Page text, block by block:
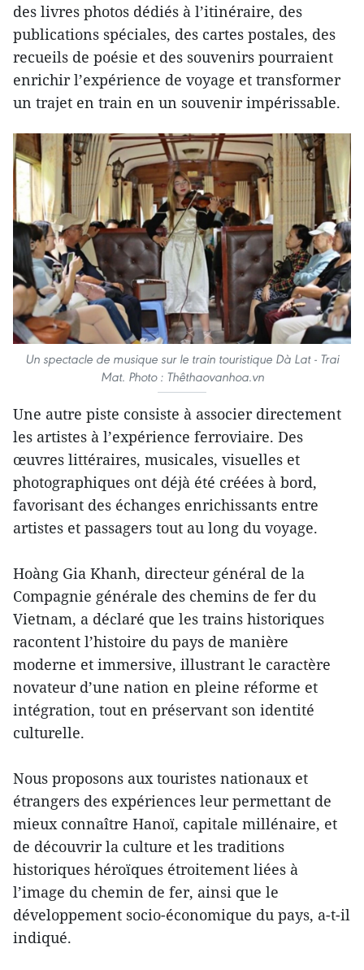
des livres photos dédiés à l’itinéraire, des
publications spéciales, des cartes postales, des
recueils de poésie et des souvenirs pourraient
enrichir l’expérience de voyage et transformer
un trajet en train en un souvenir impérissable.
Un spectacle de musique sur le train touristique Dà Lat - Trai
Mat. Photo : Thêthaovanhoa.vn
Une autre piste consiste à associer directement
les artistes à l’expérience ferroviaire. Des
œuvres littéraires, musicales, visuelles et
photographiques ont déjà été créées à bord,
favorisant des échanges enrichissants entre
artistes et passagers tout au long du voyage.
Hoàng Gia Khanh, directeur général de la
Compagnie générale des chemins de fer du
Vietnam, a déclaré que les trains historiques
racontent l’histoire du pays de manière
moderne et immersive, illustrant le caractère
novateur d’une nation en pleine réforme et
intégration, tout en préservant son identité
culturelle.
Nous proposons aux touristes nationaux et
étrangers des expériences leur permettant de
mieux connaître Hanoï, capitale millénaire, et
de découvrir la culture et les traditions
historiques héroïques étroitement liées à
l’image du chemin de fer, ainsi que le
développement socio-économique du pays, a-t-il
indiqué.